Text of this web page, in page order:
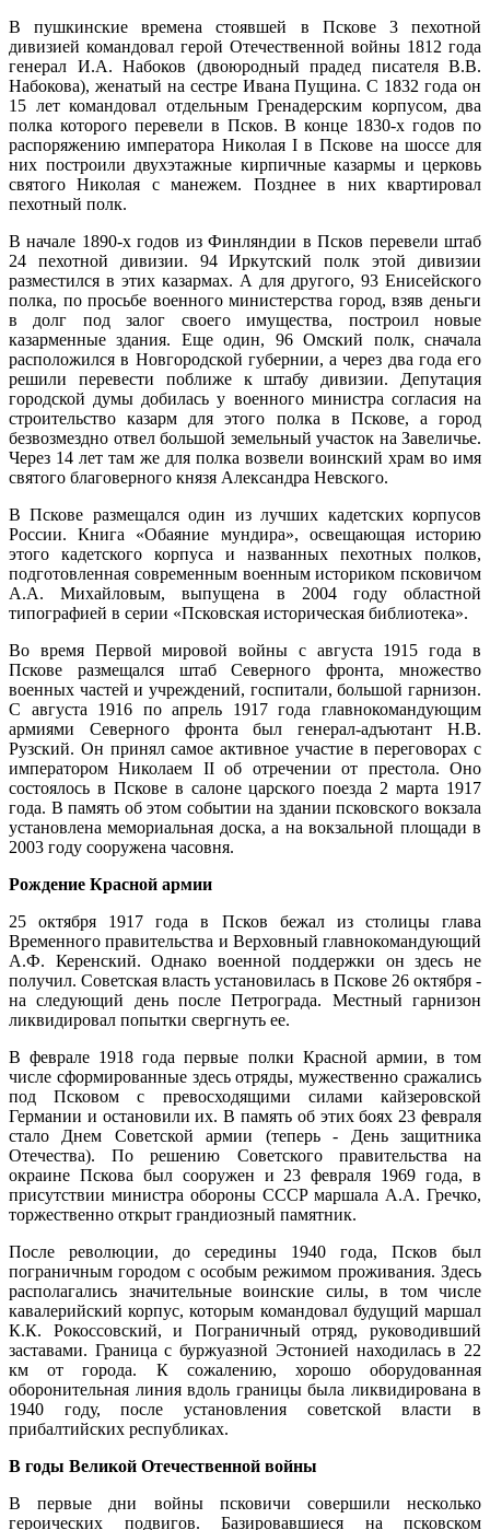
В пушкинские времена стоявшей в Пскове 3 пехотной
дивизией командовал герой Отечественной войны 1812 года
генерал И.А. Набоков (двоюродный прадед писателя В.В.
Набокова), женатый на сестре Ивана Пущина. С 1832 года он
15 лет командовал отдельным Гренадерским корпусом, два
полка которого перевели в Псков. В конце 1830-х годов по
распоряжению императора Николая I в Пскове на шоссе для
них построили двухэтажные кирпичные казармы и церковь
святого Николая с манежем. Позднее в них квартировал
пехотный полк.
В начале 1890-х годов из Финляндии в Псков перевели штаб
24 пехотной дивизии. 94 Иркутский полк этой дивизии
разместился в этих казармах. А для другого, 93 Енисейского
полка, по просьбе военного министерства город, взяв деньги
в долг под залог своего имущества, построил новые
казарменные здания. Еще один, 96 Омский полк, сначала
расположился в Новгородской губернии, а через два года его
решили перевести поближе к штабу дивизии. Депутация
городской думы добилась у военного министра согласия на
строительство казарм для этого полка в Пскове, а город
безвозмездно отвел большой земельный участок на Завеличье.
Через 14 лет там же для полка возвели воинский храм во имя
святого благоверного князя Александра Невского.
В Пскове размещался один из лучших кадетских корпусов
России. Книга «Обаяние мундира», освещающая историю
этого кадетского корпуса и названных пехотных полков,
подготовленная современным военным историком псковичом
А.А. Михайловым, выпущена в 2004 году областной
типографией в серии «Псковская историческая библиотека».
Во время Первой мировой войны с августа 1915 года в
Пскове размещался штаб Северного фронта, множество
военных частей и учреждений, госпитали, большой гарнизон.
С августа 1916 по апрель 1917 года главнокомандующим
армиями Северного фронта был генерал-адъютант Н.В.
Рузский. Он принял самое активное участие в переговорах с
императором Николаем II об отречении от престола. Оно
состоялось в Пскове в салоне царского поезда 2 марта 1917
года. В память об этом событии на здании псковского вокзала
установлена мемориальная доска, а на вокзальной площади в
2003 году сооружена часовня.
Рождение Красной армии
25 октября 1917 года в Псков бежал из столицы глава
Временного правительства и Верховный главнокомандующий
А.Ф. Керенский. Однако военной поддержки он здесь не
получил. Советская власть установилась в Пскове 26 октября -
на следующий день после Петрограда. Местный гарнизон
ликвидировал попытки свергнуть ее.
В феврале 1918 года первые полки Красной армии, в том
числе сформированные здесь отряды, мужественно сражались
под Псковом с превосходящими силами кайзеровской
Германии и остановили их. В память об этих боях 23 февраля
стало Днем Советской армии (теперь - День защитника
Отечества). По решению Советского правительства на
окраине Пскова был сооружен и 23 февраля 1969 года, в
присутствии министра обороны СССР маршала А.А. Гречко,
торжественно открыт грандиозный памятник.
После революции, до середины 1940 года, Псков был
пограничным городом с особым режимом проживания. Здесь
располагались значительные воинские силы, в том числе
кавалерийский корпус, которым командовал будущий маршал
К.К. Рокоссовский, и Пограничный отряд, руководивший
заставами. Граница с буржуазной Эстонией находилась в 22
км от города. К сожалению, хорошо оборудованная
оборонительная линия вдоль границы была ликвидирована в
1940 году, после установления советской власти в
прибалтийских республиках.
В годы Великой Отечественной войны
В первые дни войны псковичи совершили несколько
героических подвигов. Базировавшиеся на псковском